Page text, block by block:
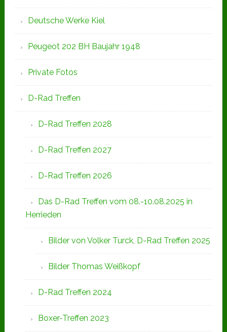
Deutsche Werke Kiel
Peugeot 202 BH Baujahr 1948
Private Fotos
D-Rad Treffen
D-Rad Treffen 2028
D-Rad Treffen 2027
D-Rad Treffen 2026
Das D-Rad Treffen vom 08.-10.08.2025 in
Herrieden
Bilder von Volker Turck, D-Rad Treffen 2025
Bilder Thomas Weißkopf
D-Rad Treffen 2024
Boxer-Treffen 2023